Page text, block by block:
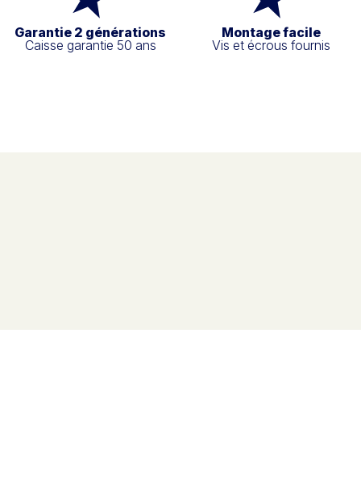
Garantie 2 générations
Caisse garantie 50 ans
Montage facile
Vis et écrous fournis